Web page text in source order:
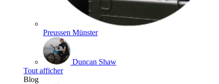
Preussen Münster
Duncan Shaw
Tout afficher
Blog